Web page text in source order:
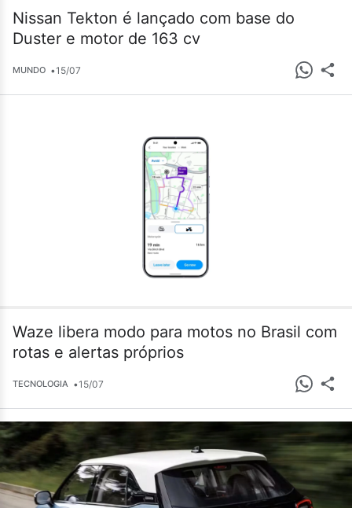
Nissan Tekton é lançado com base do
Duster e motor de 163 cv
MUNDO •15/07
Waze libera modo para motos no Brasil com
rotas e alertas próprios
TECNOLOGIA •15/07